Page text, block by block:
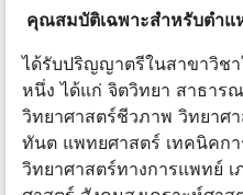
คุณสมบัติเฉพาะสําหรับตําแ
ได้รับปริญญาตรีในสาขาวิช
หนึ่ง ได้แก่ จิตวิทยา สาธาร
วิทยาศาสตร์ชีวภาพ วิทยาศ
ทันต แพทยศาสตร์ เทคนิคก
วิทยาศาสตร์ทางการแพทย์